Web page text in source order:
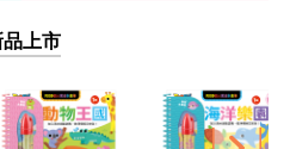
品上市